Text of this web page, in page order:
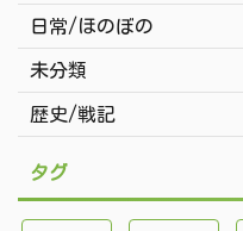
日常/ほのぼの
未分類
歴史/戦記
タグ